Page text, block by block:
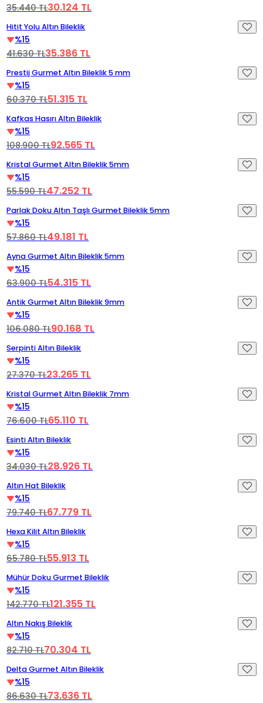
35.440 TL30.124 TL
%15 İndirim
Hitit Yolu Altın Bileklik
%15
41.630 TL35.386 TL
%15 İndirim
Prestij Gurmet Altın Bileklik 5 mm
%15
60.370 TL51.315 TL
%15 İndirim
Kafkas Hasırı Altın Bileklik
%15
108.900 TL92.565 TL
%15 İndirim
Kristal Gurmet Altın Bileklik 5mm
%15
55.590 TL47.252 TL
%15 İndirim
Parlak Doku Altın Taşlı Gurmet Bileklik 5mm
%15
57.860 TL49.181 TL
%15 İndirim
Ayna Gurmet Altın Bileklik 5mm
%15
63.900 TL54.315 TL
%15 İndirim
Antik Gurmet Altın Bileklik 9mm
%15
106.080 TL90.168 TL
%15 İndirim
Serpinti Altın Bileklik
%15
27.370 TL23.265 TL
%15 İndirim
Kristal Gurmet Altın Bileklik 7mm
%15
76.600 TL65.110 TL
%15 İndirim
Esinti Altın Bileklik
%15
34.030 TL28.926 TL
%15 İndirim
Altın Hat Bileklik
%15
79.740 TL67.779 TL
%15 İndirim
Hexa Kilit Altın Bileklik
%15
65.780 TL55.913 TL
%15 İndirim
Mühür Doku Gurmet Bileklik
%15
142.770 TL121.355 TL
%15 İndirim
Altın Nakış Bileklik
%15
82.710 TL70.304 TL
%15 İndirim
Delta Gurmet Altın Bileklik
%15
86.630 TL73.636 TL